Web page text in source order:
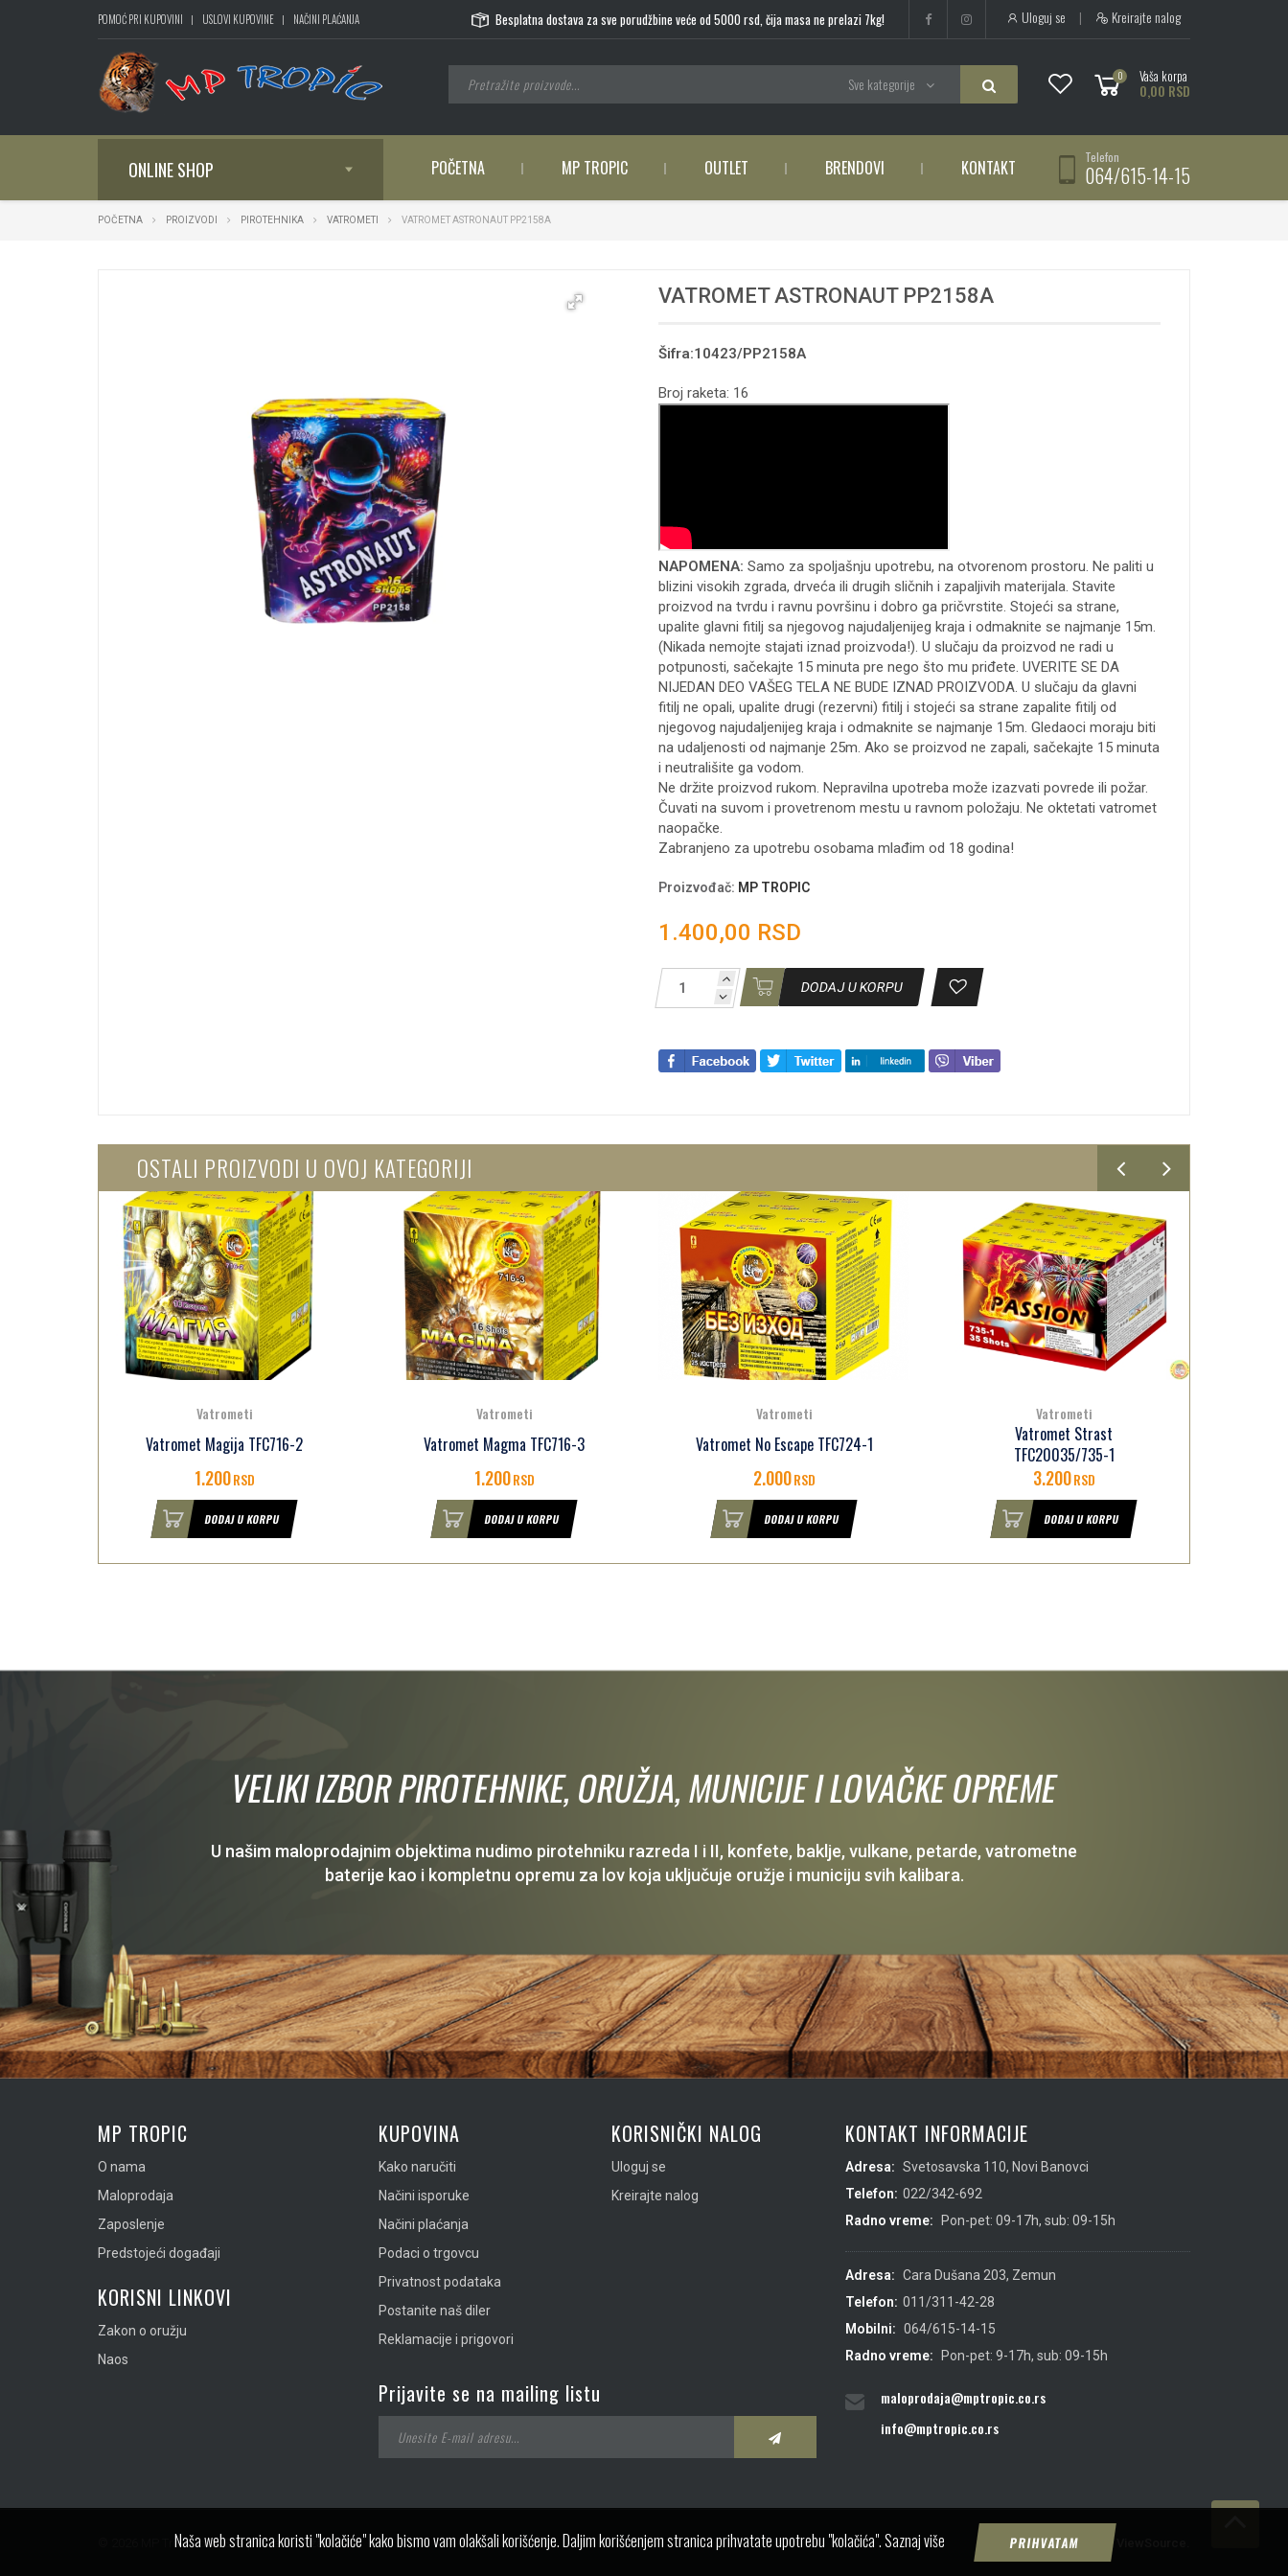
POMOĆ PRI KUPOVINI USLOVI KUPOVINE NAČINI PLAĆANJA Besplatna dostava za sve porudžbine veće od 5000 rsd, čija masa ne prelazi 7kg! Uloguj se | Kreirajte nalog
0 Vaša korpa
0,00 RSD
Sve kategorije
ONLINE SHOP POČETNA MP TROPIC OUTLET BRENDOVI KONTAKT Telefon
064/615-14-15
POČETNA PROIZVODI PIROTEHNIKA VATROMETI VATROMET ASTRONAUT PP2158A
VATROMET ASTRONAUT PP2158A
Šifra:10423/PP2158A
Broj raketa: 16
NAPOMENA: Samo za spoljašnju upotrebu, na otvorenom prostoru. Ne paliti u
blizini visokih zgrada, drveća ili drugih sličnih i zapaljivih materijala. Stavite
proizvod na tvrdu i ravnu površinu i dobro ga pričvrstite. Stojeći sa strane,
upalite glavni fitilj sa njegovog najudaljenijeg kraja i odmaknite se najmanje 15m.
(Nikada nemojte stajati iznad proizvoda!). U slučaju da proizvod ne radi u
potpunosti, sačekajte 15 minuta pre nego što mu priđete. UVERITE SE DA
NIJEDAN DEO VAŠEG TELA NE BUDE IZNAD PROIZVODA. U slučaju da glavni
fitilj ne opali, upalite drugi (rezervni) fitilj i stojeći sa strane zapalite fitilj od
njegovog najudaljenijeg kraja i odmaknite se najmanje 15m. Gledaoci moraju biti
na udaljenosti od najmanje 25m. Ako se proizvod ne zapali, sačekajte 15 minuta
i neutrališite ga vodom.
Ne držite proizvod rukom. Nepravilna upotreba može izazvati povrede ili požar.
Čuvati na suvom i provetrenom mestu u ravnom položaju. Ne oktetati vatromet
naopačke.
Zabranjeno za upotrebu osobama mlađim od 18 godina!
Proizvođač: MP TROPIC
1.400,00 RSD
DODAJ U KORPU
OSTALI PROIZVODI U OVOJ KATEGORIJI
Vatrometi
Vatromet Magija TFC716-2
1.200RSD
DODAJ U KORPU
Vatrometi
Vatromet Magma TFC716-3
1.200RSD
DODAJ U KORPU
Vatrometi
Vatromet No Escape TFC724-1
2.000RSD
DODAJ U KORPU
Vatrometi
Vatromet Strast
TFC20035/735-1
3.200RSD
DODAJ U KORPU
VELIKI IZBOR PIROTEHNIKE, ORUŽJA, MUNICIJE I LOVAČKE OPREME
U našim maloprodajnim objektima nudimo pirotehniku razreda I i II, konfete, baklje, vulkane, petarde, vatrometne
baterije kao i kompletnu opremu za lov koja uključuje oružje i municiju svih kalibara.
MP TROPIC
O nama
Maloprodaja
Zaposlenje
Predstojeći događaji
KORISNI LINKOVI
Zakon o oružju
Naos
KUPOVINA
Kako naručiti
Načini isporuke
Načini plaćanja
Podaci o trgovcu
Privatnost podataka
Postanite naš diler
Reklamacije i prigovori
KORISNIČKI NALOG
Uloguj se
Kreirajte nalog
Prijavite se na mailing listu
KONTAKT INFORMACIJE
Adresa: Svetosavska 110, Novi Banovci
Telefon: 022/342-692
Radno vreme:
Pon-pet: 09-17h, sub: 09-15h
Adresa: Cara Dušana 203, Zemun
Telefon: 011/311-42-28
Mobilni: 064/615-14-15
Radno vreme:
Pon-pet: 9-17h, sub: 09-15h
maloprodaja@mptropic.co.rs
info@mptropic.co.rs
© 2026 MP Tropic doo. Sva prava zadržana. Created by &
Naša web stranica koristi "kolačiće" kako bismo vam olakšali korišćenje. Daljim korišćenjem stranica prihvatate upotrebu "kolačića".Saznaj više PRIHVATAM